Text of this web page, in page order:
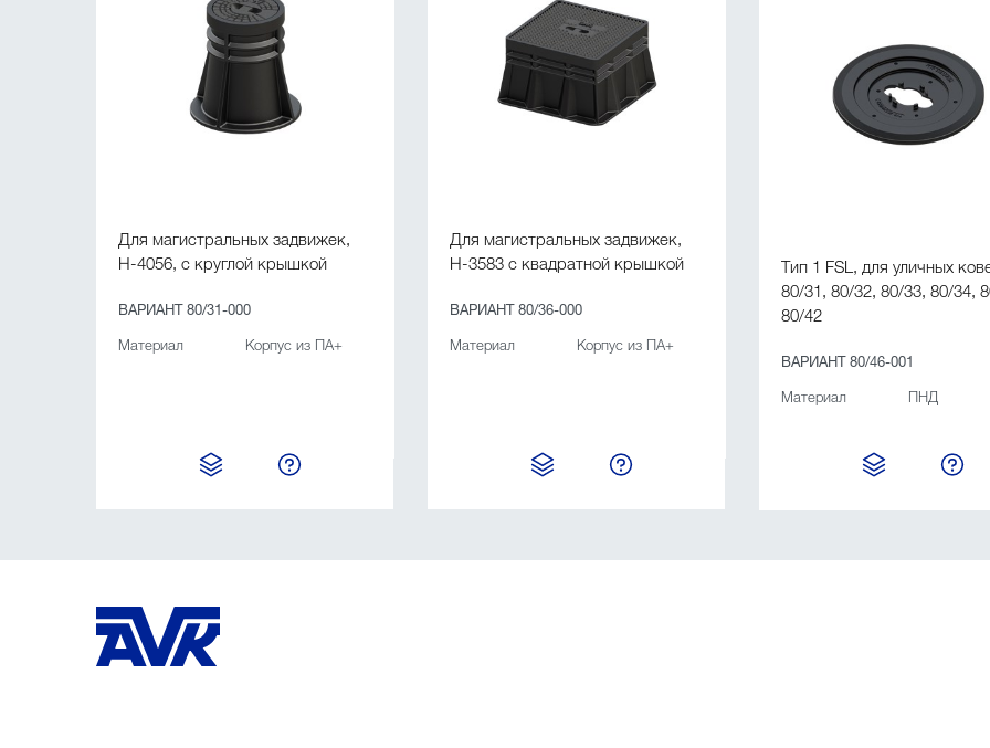
Для магистральных задвижек,
H-4056, с круглой крышкой
ВАРИАНТ 80/31-000
Материал
Корпус из ПА+
Для магистральных задвижек,
H-3583 с квадратной крышкой
ВАРИАНТ 80/36-000
Материал
Корпус из ПА+
Тип 1 FSL, для уличных
80/31, 80/32, 80/33, 80/34,
80/42
ВАРИАНТ 80/46-001
Материал
ПНД